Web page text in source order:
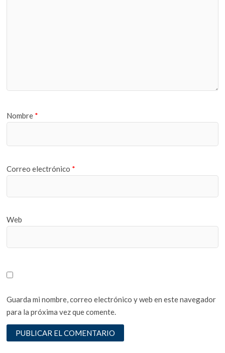
Nombre *
Correo electrónico *
Web
Guarda mi nombre, correo electrónico y web en este navegador
para la próxima vez que comente.